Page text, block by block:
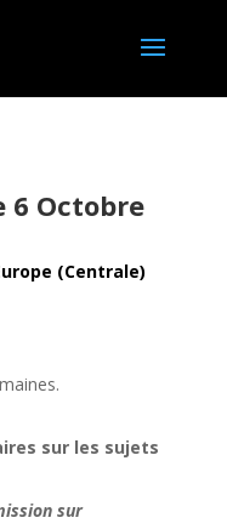
6 Octobre
(Centrale)
sur les sujets
sur